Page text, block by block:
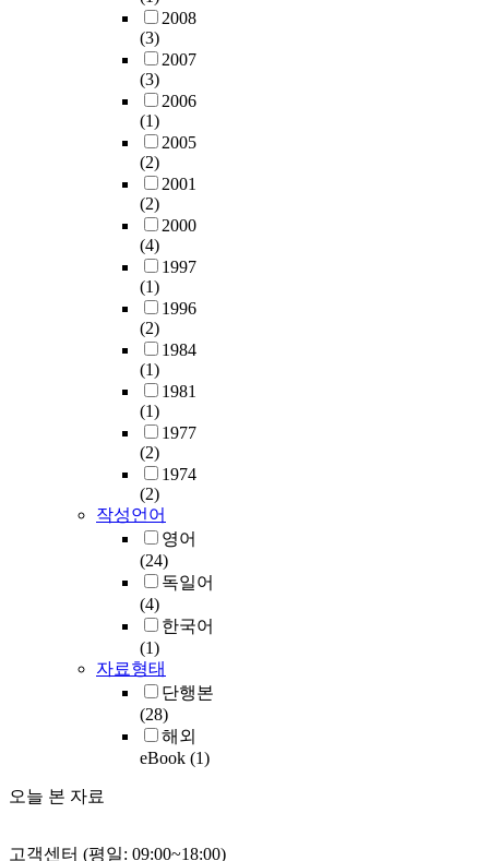
2008
(3)
2007
(3)
2006
(1)
2005
(2)
2001
(2)
2000
(4)
1997
(1)
1996
(2)
1984
(1)
1981
(1)
1977
(2)
1974
(2)
작성언어
영어
(24)
독일어
(4)
한국어
(1)
자료형태
단행본
(28)
해외
eBook (1)
오늘 본 자료
고객센터 (평일: 09:00~18:00)